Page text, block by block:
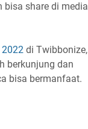
bisa share di media
di Twibbonize,
berkunjung dan
bisa bermanfaat.